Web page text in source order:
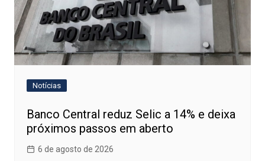
Notícias
Banco Central reduz Selic a 14% e deixa
próximos passos em aberto
6 de agosto de 2026